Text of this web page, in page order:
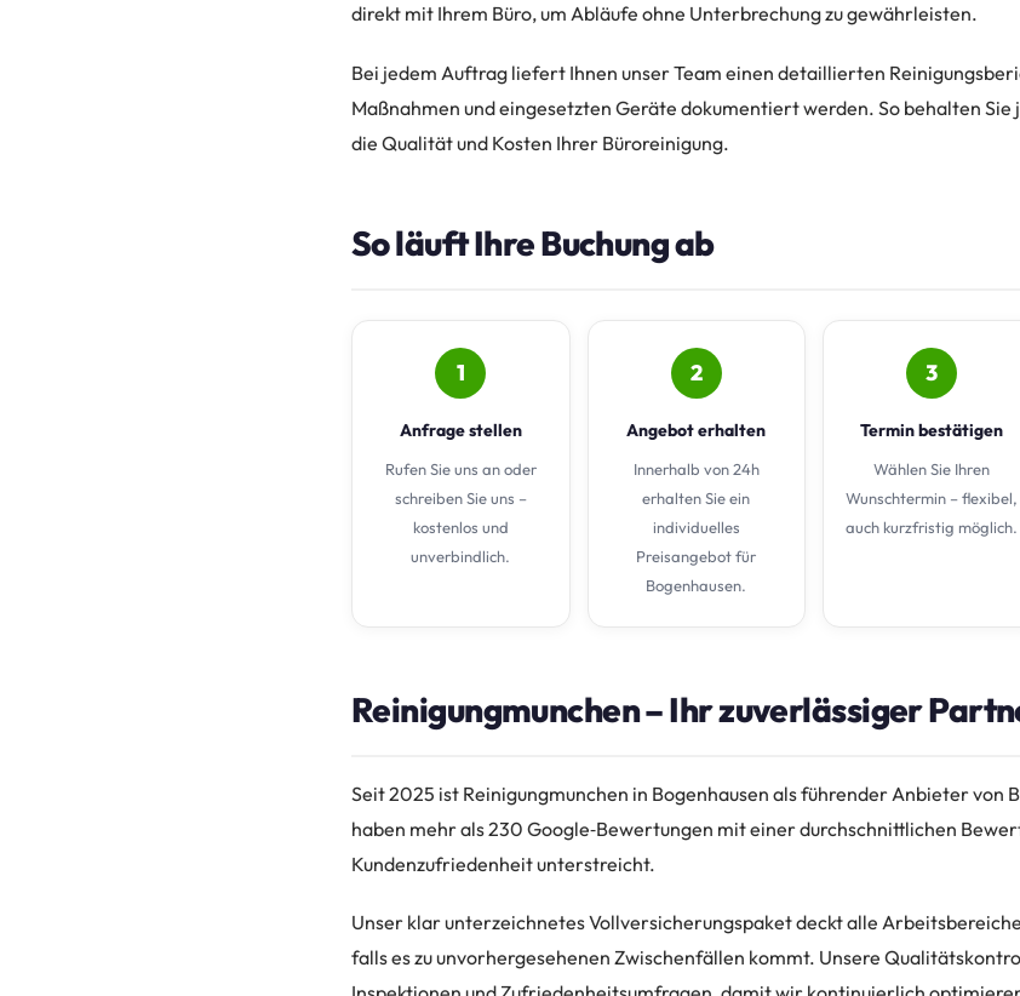
direkt mit Ihrem Büro, um Abläufe ohne Unterbrechung zu gewährleisten.
Bei jedem Auftrag liefert Ihnen unser Team einen detaillierten
Maßnahmen und eingesetzten Geräte dokumentiert werden. So behalten
die Qualität und Kosten Ihrer Büroreinigung.
So läuft Ihre Buchung ab
1
Anfrage stellen
Rufen Sie uns an oder
schreiben Sie uns –
kostenlos und
unverbindlich.
2
Angebot erhalten
Innerhalb von 24h
erhalten Sie ein
individuelles
Preisangebot für
Bogenhausen.
3
Termin bestätigen
Wählen Sie Ihren
Wunschtermin – flexibel,
auch kurzfristig möglich.
Reinigungmunchen – Ihr zuverlässiger
Seit 2025 ist Reinigungmunchen in Bogenhausen als führender Anbieter von
haben mehr als 230 Google‑Bewertungen mit einer durchschnittlichen
Kundenzufriedenheit unterstreicht.
Unser klar unterzeichnetes Vollversicherungspaket deckt alle
falls es zu unvorhergesehenen Zwischenfällen kommt. Unsere